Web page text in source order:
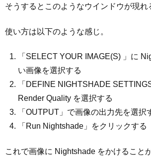
そうするとこのようなウインドウが現れ
使い方は以下のような感じ。
「SELECT YOUR IMAGE(S) 」に
い画像を選択する
「DEFINE NIGHTSHADE
Render Quality を選択する
「OUTPUT」で画像の出力先を選択
「Run Nightshade」をクリックする
これで画像に Nightshade をかけること